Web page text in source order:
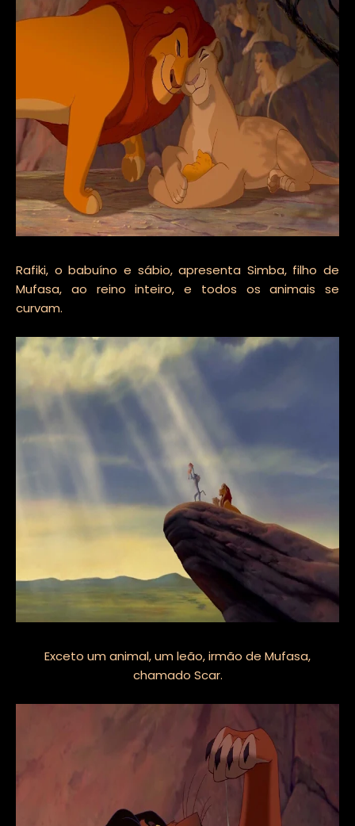
Rafiki, o babuíno e sábio, apresenta Simba, filho de
Mufasa, ao reino inteiro, e todos os animais se
curvam.
Exceto um animal, um leão, irmão de Mufasa,
chamado Scar.